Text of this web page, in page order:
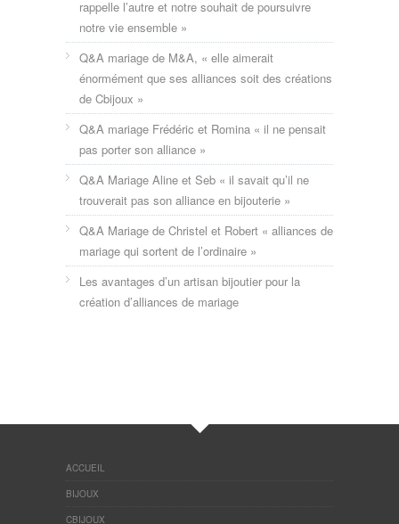
rappelle l’autre et notre souhait de poursuivre
notre vie ensemble »
Q&A mariage de M&A, « elle aimerait
énormément que ses alliances soit des créations
de Cbijoux »
Q&A mariage Frédéric et Romina « il ne pensait
pas porter son alliance »
Q&A Mariage Aline et Seb « il savait qu’il ne
trouverait pas son alliance en bijouterie »
Q&A Mariage de Christel et Robert « alliances de
mariage qui sortent de l’ordinaire »
Les avantages d’un artisan bijoutier pour la
création d’alliances de mariage
ACCUEIL
BIJOUX
CBIJOUX